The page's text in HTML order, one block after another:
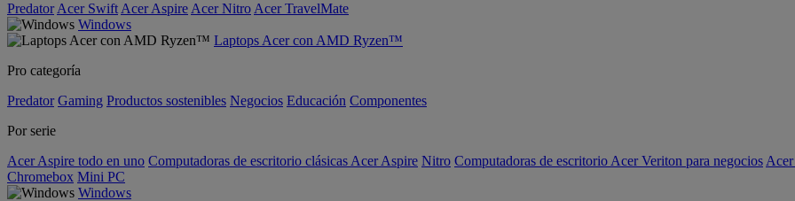
Predator Acer Swift Acer Aspire Acer Nitro Acer TravelMate
Windows
Laptops Acer con AMD Ryzen™
Pro categoría
Predator Gaming Productos sostenibles Negocios Educación Componentes
Por serie
Acer Aspire todo en uno Computadoras de escritorio clásicas Acer Aspire Nitro Computadoras de escritorio Acer Veriton para negocios
Chromebox Mini PC
Windows